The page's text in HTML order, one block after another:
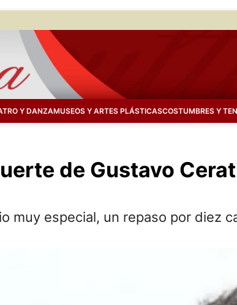
Y DANZAMUSEOS Y ARTES PLÁSTICASCOSTUMBRES Y
de Gustavo
muy especial, un repaso por diez